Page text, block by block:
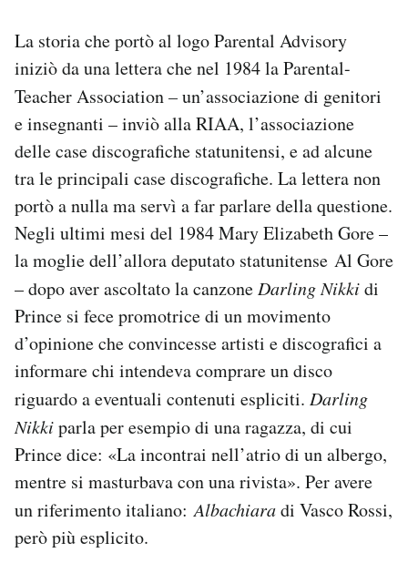
La storia che portò al logo Parental Advisory
iniziò da una lettera che nel 1984 la Parental-
Teacher Association–un’associazione di genitori
e insegnanti – inviò alla RIAA, l’associazione
delle case discografiche statunitensi, e ad alcune
tra le principali case discografiche. La lettera non
portò a nulla ma servì a far parlare della questione.
Negli ultimi mesi del 1984 Mary Elizabeth Gore –
la moglie dell’allora deputato statunitense Al Gore
– dopo aver ascoltato la canzoneDarling Nikkidi
Prince si fece promotrice di un movimento
d’opinione che convincesse artisti e discografici a
informare chi intendeva comprare un disco
riguardo a eventuali contenuti espliciti. Darling
Nikkiparla per esempio di una ragazza, di cui
Prince dice: «La incontrai nell’atrio di un albergo,
mentre si masturbava con una rivista». Per avere
un riferimento italiano:Albachiaradi Vasco Rossi,
però più esplicito.